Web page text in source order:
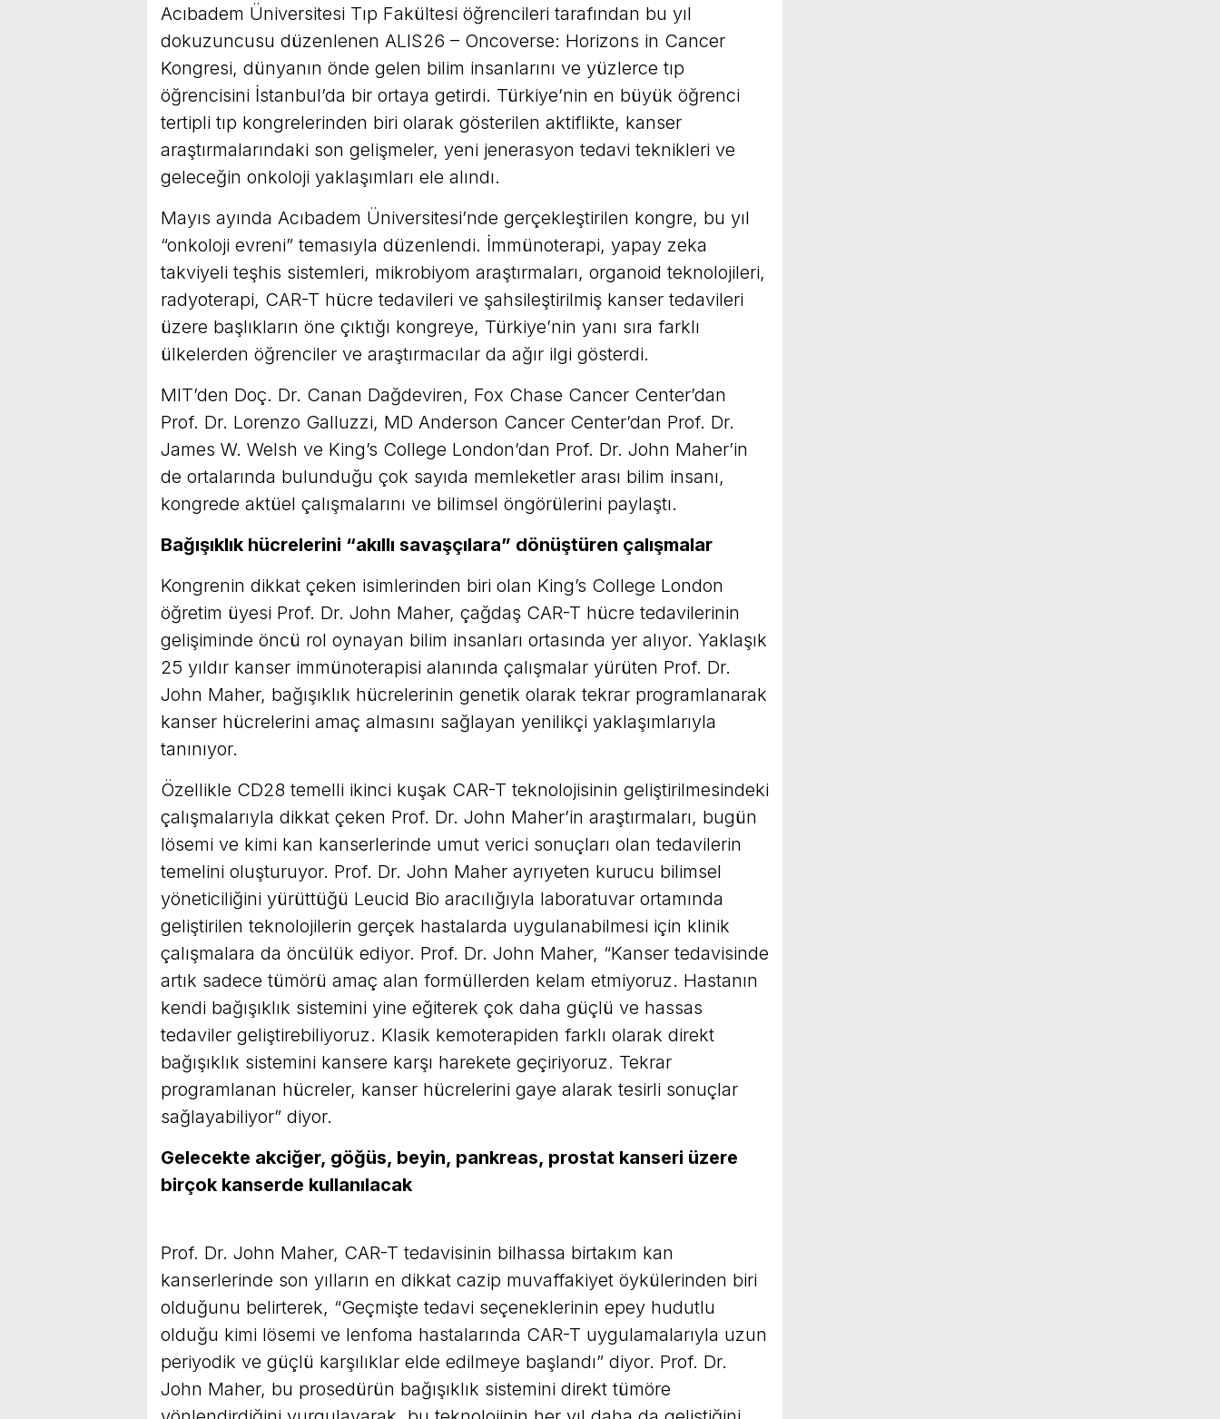
Acıbadem Üniversitesi Tıp Fakültesi öğrencileri tarafından bu yıl
dokuzuncusu düzenlenen ALIS26 – Oncoverse: Horizons in Cancer
Kongresi, dünyanın önde gelen bilim insanlarını ve yüzlerce tıp
öğrencisini İstanbul’da bir ortaya getirdi. Türkiye’nin en büyük öğrenci
tertipli tıp kongrelerinden biri olarak gösterilen aktiflikte, kanser
araştırmalarındaki son gelişmeler, yeni jenerasyon tedavi teknikleri ve
geleceğin onkoloji yaklaşımları ele alındı.
Mayıs ayında Acıbadem Üniversitesi’nde gerçekleştirilen kongre, bu yıl
“onkoloji evreni” temasıyla düzenlendi. İmmünoterapi, yapay zeka
takviyeli teşhis sistemleri, mikrobiyom araştırmaları, organoid teknolojileri,
radyoterapi, CAR-T hücre tedavileri ve şahsileştirilmiş kanser tedavileri
üzere başlıkların öne çıktığı kongreye, Türkiye’nin yanı sıra farklı
ülkelerden öğrenciler ve araştırmacılar da ağır ilgi gösterdi.
MIT’den Doç. Dr. Canan Dağdeviren, Fox Chase Cancer Center’dan
Prof. Dr. Lorenzo Galluzzi, MD Anderson Cancer Center’dan Prof. Dr.
James W. Welsh ve King’s College London’dan Prof. Dr. John Maher’in
de ortalarında bulunduğu çok sayıda memleketler arası bilim insanı,
kongrede aktüel çalışmalarını ve bilimsel öngörülerini paylaştı.
Bağışıklık hücrelerini “akıllı savaşçılara” dönüştüren çalışmalar
Kongrenin dikkat çeken isimlerinden biri olan King’s College London
öğretim üyesi Prof. Dr. John Maher, çağdaş CAR-T hücre tedavilerinin
gelişiminde öncü rol oynayan bilim insanları ortasında yer alıyor. Yaklaşık
25 yıldır kanser immünoterapisi alanında çalışmalar yürüten Prof. Dr.
John Maher, bağışıklık hücrelerinin genetik olarak tekrar programlanarak
kanser hücrelerini amaç almasını sağlayan yenilikçi yaklaşımlarıyla
tanınıyor.
Özellikle CD28 temelli ikinci kuşak CAR-T teknolojisinin geliştirilmesindeki
çalışmalarıyla dikkat çeken Prof. Dr. John Maher’in araştırmaları, bugün
lösemi ve kimi kan kanserlerinde umut verici sonuçları olan tedavilerin
temelini oluşturuyor. Prof. Dr. John Maher ayrıyeten kurucu bilimsel
yöneticiliğini yürüttüğü Leucid Bio aracılığıyla laboratuvar ortamında
geliştirilen teknolojilerin gerçek hastalarda uygulanabilmesi için klinik
çalışmalara da öncülük ediyor. Prof. Dr. John Maher, “Kanser tedavisinde
artık sadece tümörü amaç alan formüllerden kelam etmiyoruz. Hastanın
kendi bağışıklık sistemini yine eğiterek çok daha güçlü ve hassas
tedaviler geliştirebiliyoruz. Klasik kemoterapiden farklı olarak direkt
bağışıklık sistemini kansere karşı harekete geçiriyoruz. Tekrar
programlanan hücreler, kanser hücrelerini gaye alarak tesirli sonuçlar
sağlayabiliyor” diyor.
Gelecekte akciğer, göğüs, beyin, pankreas, prostat kanseri üzere
birçok kanserde kullanılacak
Prof. Dr. John Maher, CAR-T tedavisinin bilhassa birtakım kan
kanserlerinde son yılların en dikkat cazip muvaffakiyet öykülerinden biri
olduğunu belirterek, “Geçmişte tedavi seçeneklerinin epey hudutlu
olduğu kimi lösemi ve lenfoma hastalarında CAR-T uygulamalarıyla uzun
periyodik ve güçlü karşılıklar elde edilmeye başlandı” diyor. Prof. Dr.
John Maher, bu prosedürün bağışıklık sistemini direkt tümöre